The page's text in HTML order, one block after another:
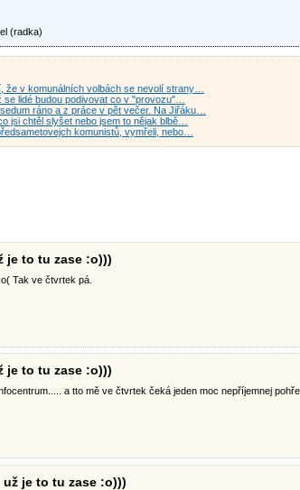
(radka)
že v komunálních volbách se nevolí strany…
se lidé budou podivovat co v "provozu"…
ráno a z práce v pět večer. Na Jiřáku…
jsi chtěl slyšet nebo jsem to nějak blbě…
komunistů, vymřeli, nebo…
je to tu zase :o)))
Tak ve čtvrtek pá.
je to tu zase :o)))
a tto mě ve čtvrtek čeká jeden moc nepříjemnej
je to tu zase :o)))